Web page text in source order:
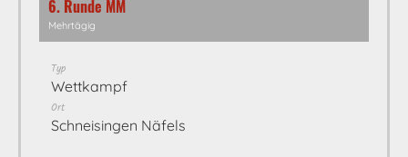
6. Runde MM
Mehrtägig
Typ
Wettkampf
Ort
Schneisingen Näfels